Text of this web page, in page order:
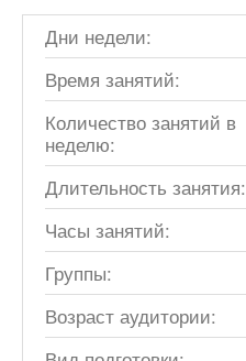
Дни недели:
Время занятий:
Количество занятий в
неделю:
Длительность занятия:
Часы занятий:
Группы:
Возраст аудитории: